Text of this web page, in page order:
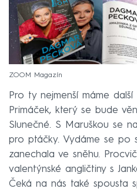
ZOOM Magazín
Pro ty nejmenší máme
Primáček, který se bude
Slunečné. S Maruškou se
pro ptáčky. Vydáme se po
zanechala ve sněhu.
valentýnské angličtiny s
Čeká na nás také spousta